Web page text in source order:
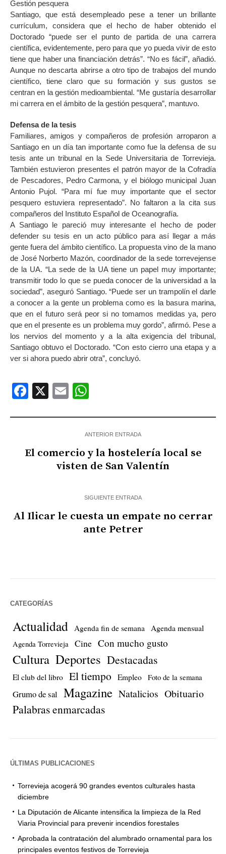
Gestión pesquera
Santiago, que está desempleado pese a tener un brillante
currículum, considera que el hecho de haber obtenido el
Doctorado “puede ser el punto de partida de una carrera
científica, evidentemente, pero para que yo pueda vivir de esto
tiene que haber una financiación detrás”. “No es fácil”, añadió.
Aunque no descarta abrirse a otro tipo de trabajos del mundo
científico, tiene claro que su formación y sus gustos se
centran en la gestión medioambiental. “Me gustaría desarrollar
mi carrera en el ámbito de la gestión pesquera”, mantuvo.
Defensa de la tesis
Familiares, amigos y compañeros de profesión arroparon a
Santiago en un día tan importante como fue la defensa de su
tesis ante un tribunal en la Sede Universitaria de Torrevieja.
También estuvieron presentes el patrón mayor de la Cofradía
de Pescadores, Pedro Carmona, y el biólogo municipal Juan
Antonio Pujol. “Para mí fue muy importante que el sector
pesquero estuviera representado”. No faltaron a la cita sus
compañeros del Instituto Español de Oceanografía.
A Santiago le pareció muy interesante el hecho de poder
defender su tesis en un acto público para así llegar a más
gente fuera del ámbito científico. La propuesta vino de la mano
de José Norberto Mazón, coordinador de la sede torrevejense
de la UA. “La sede de la UA tiene un papel muy importante;
transmitir todo lo que se pueda conocer de la universidad a la
sociedad”, aseguró Santiago. “Puede ser un trampolín el darle
a conocer a la gente un problema como es la basura marina,
que en el futuro será peor si no tomamos medidas ya, pero
que en el presente es un problema muy gordo”, afirmó. Pese a
los nervios del momento y a la alta exigencia del tribunal,
Santiago obtuvo el Doctorado. “Con esto cierro una etapa y a
ver si ahora puedo abrir otra”, concluyó.
Facebook
X Email
ANTERIOR ENTRADA
El comercio y la hostelería local se
visten de San Valentín
SIGUIENTE ENTRADA
Al Ilicar le cuesta un empate no cerrar
ante Petrer
CATEGORÍAS
Actualidad Agenda fin de semana Agenda mensual
Agenda Torrevieja Cine Con mucho gusto
Cultura Deportes Destacadas
El club del libro El tiempo Empleo Foto de la semana
Grumo de sal Magazine Natalicios Obituario
Palabras enmarcadas
ÚLTIMAS PUBLICACIONES
Torrevieja acogerá 90 grandes eventos culturales hasta
diciembre
La Diputación de Alicante intensifica la limpieza de la Red
Viaria Provincial para prevenir incendios forestales
Aprobada la contratación del alumbrado ornamental para los
principales eventos festivos de Torrevieja